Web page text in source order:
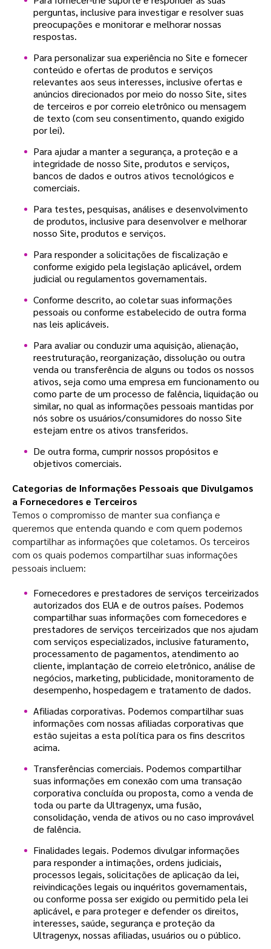
perguntas, inclusive para investigar e resolver suas
preocupações e monitorar e melhorar nossas
respostas.
Para personalizar sua experiência no Site e fornecer
conteúdo e ofertas de produtos e serviços
relevantes aos seus interesses, inclusive ofertas e
anúncios direcionados por meio do nosso Site, sites
de terceiros e por correio eletrônico ou mensagem
de texto (com seu consentimento, quando exigido
por lei).
Para ajudar a manter a segurança, a proteção e a
integridade de nosso Site, produtos e serviços,
bancos de dados e outros ativos tecnológicos e
comerciais.
Para testes, pesquisas, análises e desenvolvimento
de produtos, inclusive para desenvolver e melhorar
nosso Site, produtos e serviços.
Para responder a solicitações de fiscalização e
conforme exigido pela legislação aplicável, ordem
judicial ou regulamentos governamentais.
Conforme descrito, ao coletar suas informações
pessoais ou conforme estabelecido de outra forma
nas leis aplicáveis.
Para avaliar ou conduzir uma aquisição, alienação,
reestruturação, reorganização, dissolução ou outra
venda ou transferência de alguns ou todos os nossos
ativos, seja como uma empresa em funcionamento ou
como parte de um processo de falência, liquidação ou
similar, no qual as informações pessoais mantidas por
nós sobre os usuários/consumidores do nosso Site
estejam entre os ativos transferidos.
De outra forma, cumprir nossos propósitos e
objetivos comerciais.
Categorias de Informações Pessoais que Divulgamos
a Fornecedores e Terceiros
Temos o compromisso de manter sua confiança e
queremos que entenda quando e com quem podemos
compartilhar as informações que coletamos. Os terceiros
com os quais podemos compartilhar suas informações
pessoais incluem:
Fornecedores e prestadores de serviços terceirizados
autorizados dos EUA e de outros países. Podemos
compartilhar suas informações com fornecedores e
prestadores de serviços terceirizados que nos ajudam
com serviços especializados, inclusive faturamento,
processamento de pagamentos, atendimento ao
cliente, implantação de correio eletrônico, análise de
negócios, marketing, publicidade, monitoramento de
desempenho, hospedagem e tratamento de dados.
Afiliadas corporativas. Podemos compartilhar suas
informações com nossas afiliadas corporativas que
estão sujeitas a esta política para os fins descritos
acima.
Transferências comerciais. Podemos compartilhar
suas informações em conexão com uma transação
corporativa concluída ou proposta, como a venda de
toda ou parte da Ultragenyx, uma fusão,
consolidação, venda de ativos ou no caso improvável
de falência.
Finalidades legais. Podemos divulgar informações
para responder a intimações, ordens judiciais,
processos legais, solicitações de aplicação da lei,
reivindicações legais ou inquéritos governamentais,
ou conforme possa ser exigido ou permitido pela lei
aplicável, e para proteger e defender os direitos,
interesses, saúde, segurança e proteção da
Ultragenyx, nossas afiliadas, usuários ou o público.